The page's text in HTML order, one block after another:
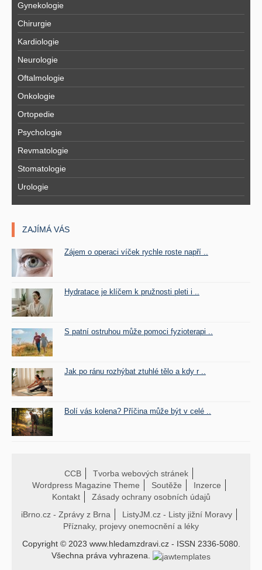
Gynekologie
Chirurgie
Kardiologie
Neurologie
Oftalmologie
Onkologie
Ortopedie
Psychologie
Revmatologie
Stomatologie
Urologie
ZAJÍMÁ VÁS
Zájem o operaci víček rychle roste napří ..
Hydratace je klíčem k pružnosti pleti i ..
S patní ostruhou může pomoci fyzioterapi ..
Jak po ránu rozhýbat ztuhlé tělo a kdy r ..
Bolí vás kolena? Příčina může být v celé ..
CCB
Tvorba webových stránek
Wordpress Magazine Theme
Soutěže
Inzerce
Kontakt
Zásady ochrany osobních údajů
iBrno.cz - Zprávy z Brna
ListyJM.cz - Listy jižní Moravy
Příznaky, projevy onemocnění a léky
Copyright © 2023 www.hledamzdravi.cz - ISSN 2336-5080.
Všechna práva vyhrazena.